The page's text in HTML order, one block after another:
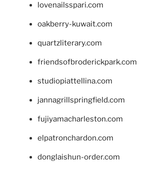
lovenailsspari.com
oakberry-kuwait.com
quartzliterary.com
friendsofbroderickpark.com
studiopiattellina.com
jannagrillspringfield.com
fujiyamacharleston.com
elpatronchardon.com
donglaishun-order.com